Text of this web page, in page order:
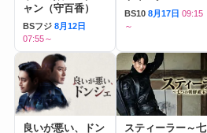
ャン（守百香）
BSフジ 8月12日
07:55～
BS10 8月17日 09:15
～
良いが悪い、ドン
スティーラー～七